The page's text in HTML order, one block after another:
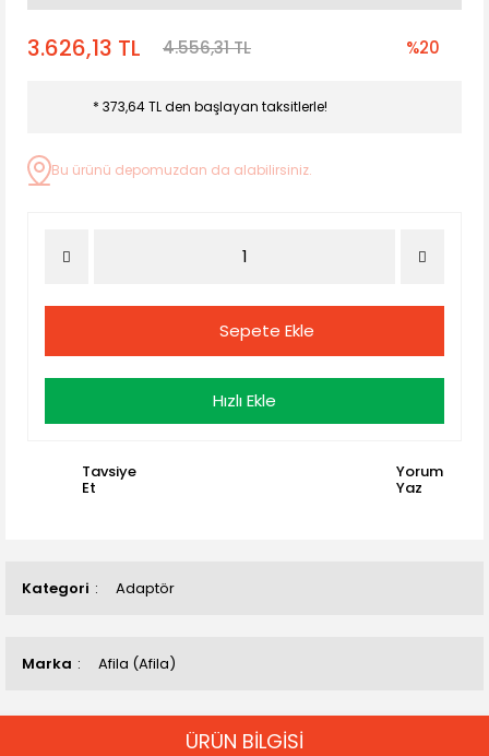
Kategori Adaptör
Marka Afila (Afila)
3.626,13 TL 4.556,31 TL %20
* 373,64 TL den başlayan taksitlerle!
Bu ürünü depomuzdan da alabilirsiniz.
Sepete Ekle
Hızlı Ekle
Tavsiye
Et
Yorum
Yaz
ÜRÜN BİLGİSİ